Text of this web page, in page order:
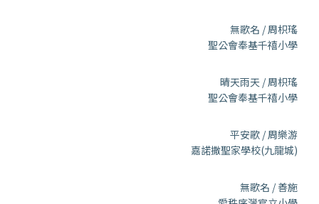
無歌名 / 周枳瑤
聖公會奉基千禧小學
晴天雨天 / 周枳瑤
聖公會奉基千禧小學
平安歌 / 周樂游
嘉諾撒聖家學校(九龍城)
無歌名 / 善施